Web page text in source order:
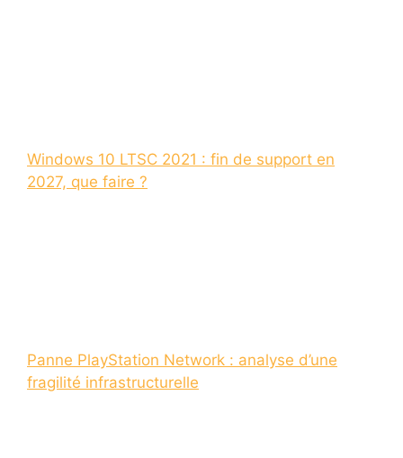
Windows 10 LTSC 2021 : fin de support en
2027, que faire ?
Panne PlayStation Network : analyse d’une
fragilité infrastructurelle